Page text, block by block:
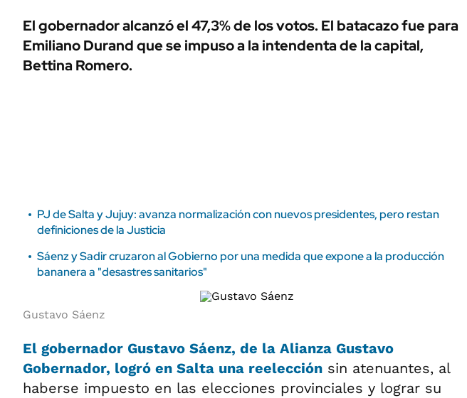
URUGUAY
AUTOS
El gobernador alcanzó el 47,3% de los votos. El batacazo fue para
Emiliano Durand que se impuso a la intendenta de la capital,
Bettina Romero.
PJ de Salta y Jujuy: avanza normalización con nuevos presidentes, pero restan
definiciones de la Justicia
Sáenz y Sadir cruzaron al Gobierno por una medida que expone a la producción
bananera a "desastres sanitarios"
Gustavo Sáenz
El gobernador Gustavo Sáenz, de la Alianza Gustavo
Gobernador, logró en Salta una reelección sin atenuantes, al
haberse impuesto en las elecciones provinciales y lograr su